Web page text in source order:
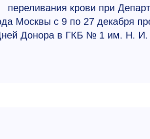
переливания крови при
Москвы с 9 по 27 декабря
Донора в ГКБ № 1 им. Н. И.